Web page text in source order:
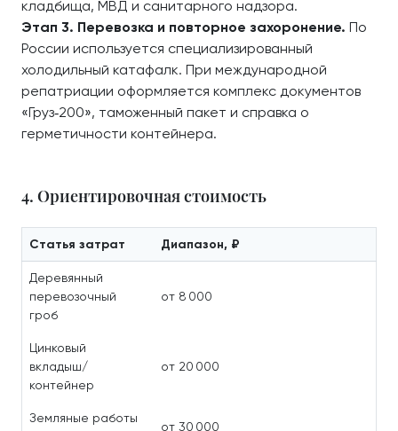
кладбища, МВД и санитарного надзора.
Этап 3. Перевозка и повторное захоронение. По
России используется специализированный
холодильный катафалк. При международной
репатриации оформляется комплекс документов
«Груз‑200», таможенный пакет и справка о
герметичности контейнера.
4. Ориентировочная стоимость
Статья затрат Диапазон, ₽
Деревянный
перевозочный
гроб
от 8 000
Цинковый
вкладыш/
контейнер
от 20 000
Земляные работы
от 30 000